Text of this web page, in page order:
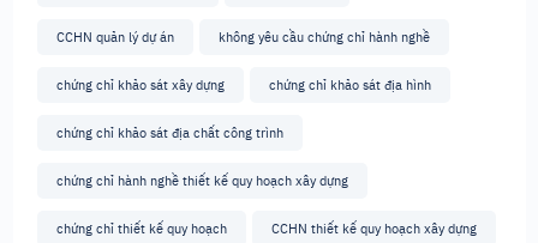
CCHN quản lý dự án không yêu cầu chứng chỉ hành nghề
chứng chỉ khảo sát xây dựng chứng chỉ khảo sát địa hình
chứng chỉ khảo sát địa chất công trình
chứng chỉ hành nghề thiết kế quy hoạch xây dựng
chứng chỉ thiết kế quy hoạch CCHN thiết kế quy hoạch xây dựng